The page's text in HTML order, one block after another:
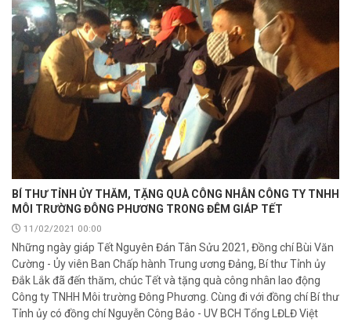
BÍ THƯ TỈNH ỦY THĂM, TẶNG QUÀ CÔNG NHÂN CÔNG TY TNHH
MÔI TRƯỜNG ĐÔNG PHƯƠNG TRONG ĐÊM GIÁP TẾT
11/02/2021 00:00
Những ngày giáp Tết Nguyên Đán Tân Sửu 2021, Đồng chí Bùi Văn
Cường - Ủy viên Ban Chấp hành Trung ương Đảng, Bí thư Tỉnh ủy
Đắk Lắk đã đến thăm, chúc Tết và tặng quà công nhân lao động
Công ty TNHH Môi trường Đông Phương. Cùng đi với đồng chí Bí thư
Tỉnh ủy có đồng chí Nguyễn Công Bảo - UV BCH Tổng LĐLĐ Việt